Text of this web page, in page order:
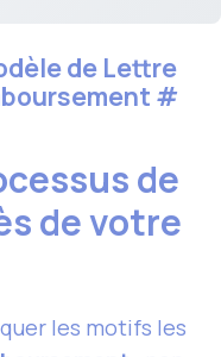
de Lettre
#
de
de votre
les motifs les